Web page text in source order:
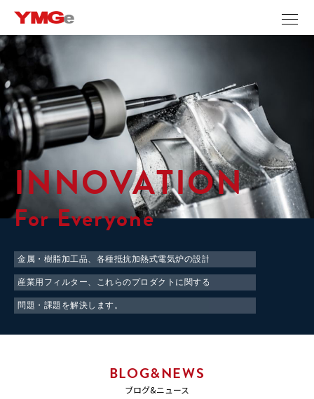
INNOVATION
For Everyone
金属・樹脂加工品、各種抵抗加熱式電気炉の設計・製作、
産業用フィルター、これらのプロダクトに関する
問題・課題を解決します。
BLOG&NEWS
ブログ&ニュース